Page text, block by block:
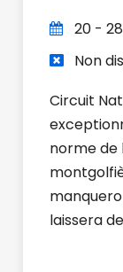
20 -
Non
Circuit
norme de
laissera